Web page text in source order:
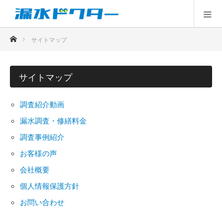
ホームサイトマップ
サイトマップ
調査紹介動画
漏水調査・修繕料金
調査事例紹介
お客様の声
会社概要
個人情報保護方針
お問い合わせ